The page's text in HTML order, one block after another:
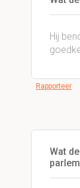
Hij
Rapporteer
Wat